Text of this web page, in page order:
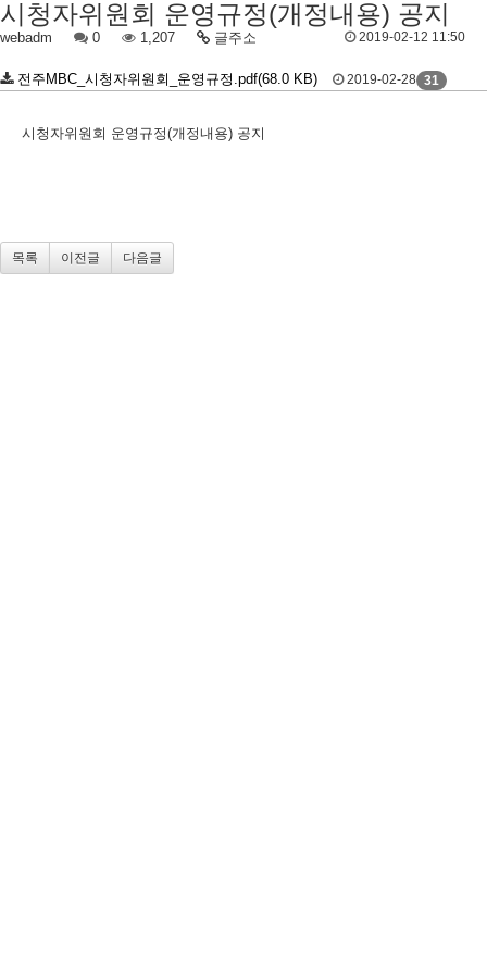
시청자위원회 운영규정(개정내용) 공지
webadm 0 1,207 글주소 2019-02-12 11:50
전주MBC_시청자위원회_운영규정.pdf(68.0 KB) 2019-02-28 31
시청자위원회 운영규정(개정내용) 공지
목록 이전글 다음글